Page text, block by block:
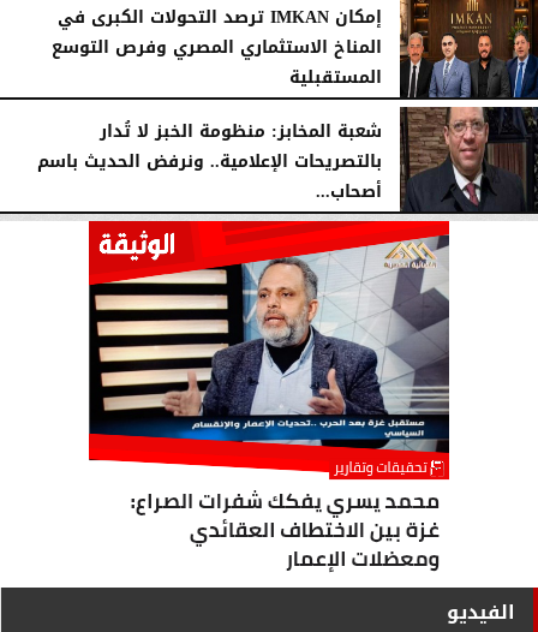
إمكان IMKAN ترصد التحولات الكبرى في
المناخ الاستثماري المصري وفرص التوسع
المستقبلية
الإثنين، 13 يوليو 2026 09:48 مـ
شعبة المخابز: منظومة الخبز لا تُدار
بالتصريحات ‏الإعلامية.. ونرفض الحديث باسم
أصحاب...
الإثنين، 13 يوليو 2026 02:20 مـ
الفيديو